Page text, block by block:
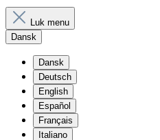
Luk menu
Dansk
Dansk
Deutsch
English
Español
Français
Italiano